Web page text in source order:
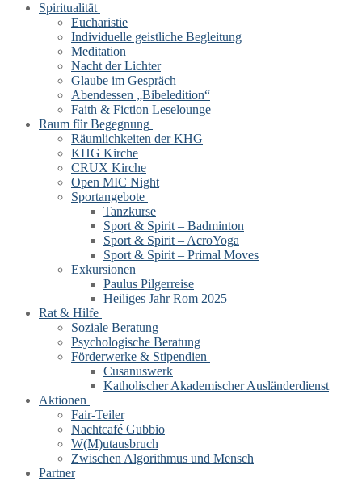
Spiritualität
Eucharistie
Individuelle geistliche Begleitung
Meditation
Nacht der Lichter
Glaube im Gespräch
Abendessen „Bibeledition“
Faith & Fiction Leselounge
Raum für Begegnung
Räumlichkeiten der KHG
KHG Kirche
CRUX Kirche
Open MIC Night
Sportangebote
Tanzkurse
Sport & Spirit – Badminton
Sport & Spirit – AcroYoga
Sport & Spirit – Primal Moves
Exkursionen
Paulus Pilgerreise
Heiliges Jahr Rom 2025
Rat & Hilfe
Soziale Beratung
Psychologische Beratung
Förderwerke & Stipendien
Cusanuswerk
Katholischer Akademischer Ausländerdienst
Aktionen
Fair-Teiler
Nachtcafé Gubbio
W(M)utausbruch
Zwischen Algorithmus und Mensch
Partner